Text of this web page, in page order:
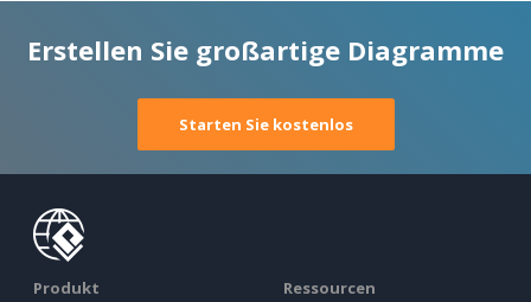
Erstellen Sie großartige Diagramme
Starten Sie kostenlos
Produkt Ressourcen